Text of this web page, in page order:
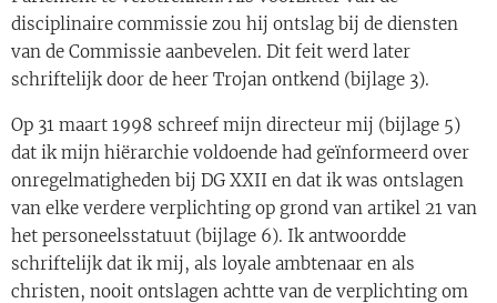
disciplinaire commissie zou hij ontslag bij de diensten
van de Commissie aanbevelen. Dit feit werd later
schriftelijk door de heer Trojan ontkend (bijlage 3).
Op 31 maart 1998 schreef mijn directeur mij (bijlage 5)
dat ik mijn hiërarchie voldoende had geïnformeerd over
onregelmatigheden bij DG XXII en dat ik was ontslagen
van elke verdere verplichting op grond van artikel 21 van
het personeelsstatuut (bijlage 6). Ik antwoordde
schriftelijk dat ik mij, als loyale ambtenaar en als
christen, nooit ontslagen achtte van de verplichting om